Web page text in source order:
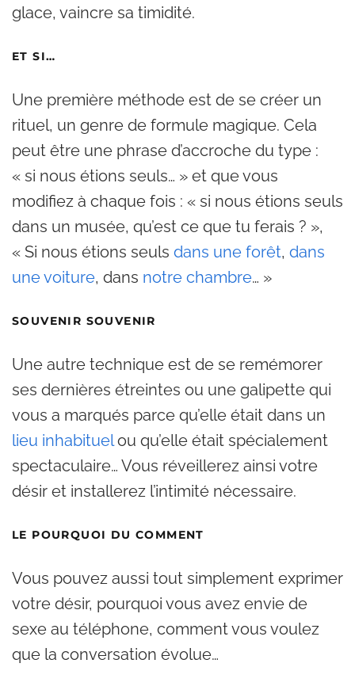
glace, vaincre sa timidité.
ET SI…
Une première méthode est de se créer un
rituel, un genre de formule magique. Cela
peut être une phrase d’accroche du type :
« si nous étions seuls… » et que vous
modifiez à chaque fois : « si nous étions seuls
dans un musée, qu’est ce que tu ferais ? »,
« Si nous étions seuls dans une forêt, dans
une voiture, dans notre chambre… »
SOUVENIR SOUVENIR
Une autre technique est de se remémorer
ses dernières étreintes ou une galipette qui
vous a marqués parce qu’elle était dans un
lieu inhabituelou qu’elle était spécialement
spectaculaire… Vous réveillerez ainsi votre
désir et installerez l’intimité nécessaire.
LE POURQUOI DU COMMENT
Vous pouvez aussi tout simplement exprimer
votre désir, pourquoi vous avez envie de
sexe au téléphone, comment vous voulez
que la conversation évolue…